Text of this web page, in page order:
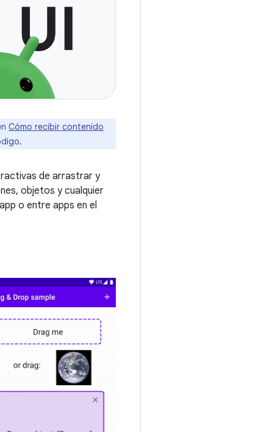
Cómo recibir contenido
de arrastrar y
objetos y cualquier
o entre apps en el